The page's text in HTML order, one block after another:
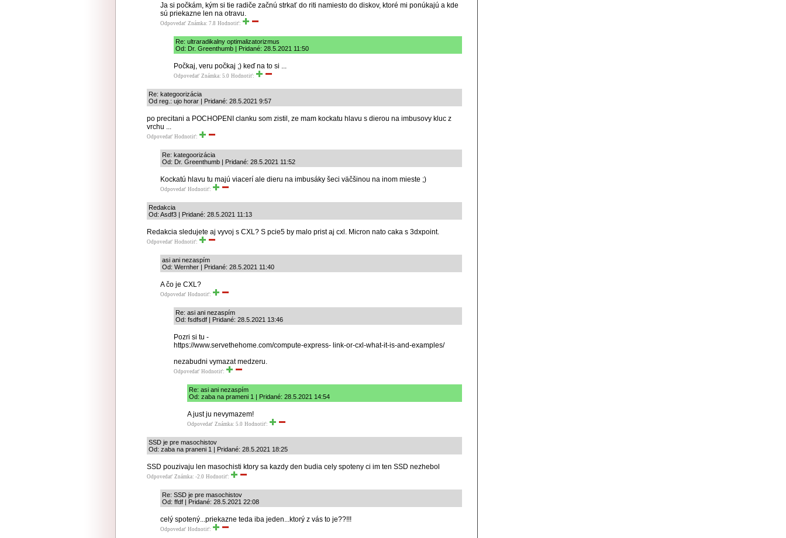
Ja si počkám, kým si tie radiče začnú strkať do riti namiesto do diskov, ktoré mi ponúkajú a kde
sú priekazne len na otravu.
Odpovedať Známka: 7.8 Hodnotiť:
Re: ultraradikalny optimalizatorizmus
Od: Dr. Greenthumb | Pridané: 28.5.2021 11:50
Počkaj, veru počkaj ;) keď na to si ...
Odpovedať Známka: 5.0 Hodnotiť:
Re: kategoorizácia
Od reg.: ujo horar | Pridané: 28.5.2021 9:57
po precitani a POCHOPENI clanku som zistil, ze mam kockatu hlavu s dierou na imbusovy kluc z
vrchu ...
Odpovedať Hodnotiť:
Re: kategoorizácia
Od: Dr. Greenthumb | Pridané: 28.5.2021 11:52
Kockatú hlavu tu majú viacerí ale dieru na imbusáky šeci väčšinou na inom mieste ;)
Odpovedať Hodnotiť:
Redakcia
Od: Asdf3 | Pridané: 28.5.2021 11:13
Redakcia sledujete aj vyvoj s CXL? S pcie5 by malo prist aj cxl. Micron nato caka s 3dxpoint.
Odpovedať Hodnotiť:
asi ani nezaspím
Od: Wernher | Pridané: 28.5.2021 11:40
A čo je CXL?
Odpovedať Hodnotiť:
Re: asi ani nezaspím
Od: fsdfsdf | Pridané: 28.5.2021 13:46
Pozri si tu -
https://www.servethehome.com/compute-express- link-or-cxl-what-it-is-and-examples/
nezabudni vymazat medzeru.
Odpovedať Hodnotiť:
Re: asi ani nezaspím
Od: zaba na prameni 1 | Pridané: 28.5.2021 14:54
A just ju nevymazem!
Odpovedať Známka: 5.0 Hodnotiť:
SSD je pre masochistov
Od: zaba na praneni 1 | Pridané: 28.5.2021 18:25
SSD pouzivaju len masochisti ktory sa kazdy den budia cely spoteny ci im ten SSD nezhebol
Odpovedať Známka: -2.0 Hodnotiť:
Re: SSD je pre masochistov
Od: ffdf | Pridané: 28.5.2021 22:08
celý spotený...priekazne teda iba jeden...ktorý z vás to je??!!!
Odpovedať Hodnotiť: